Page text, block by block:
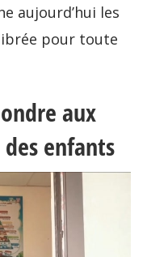
aujourd’hui les
pour toute
aux
enfants